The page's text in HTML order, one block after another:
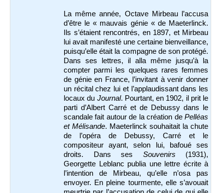
La même année, Octave Mirbeau l’accusa
d’être le « mauvais génie « de Maeterlinck.
Ils s’étaient rencontrés, en 1897, et Mirbeau
lui avait manifesté une certaine bienveillance,
puisqu’elle était la compagne de son protégé.
Dans ses lettres, il alla même jusqu’à la
compter parmi les quelques rares femmes
de génie en France, l’invitant à venir donner
un récital chez lui et l’applaudissant dans les
locaux du Journal. Pourtant, en 1902, il prit le
parti d’Albert Carré et de Debussy dans le
scandale fait autour de la création de Pelléas
et Mélisande. Maeterlinck souhaitait la chute
de l’opéra de Debussy, Carré et le
compositeur ayant, selon lui, bafoué ses
droits. Dans ses Souvenirs (1931),
Georgette Leblanc publia une lettre écrite à
l’intention de Mirbeau, qu’elle n’osa pas
envoyer. En pleine tourmente, elle s’avouait